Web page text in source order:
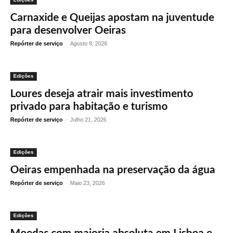
Carnaxide e Queijas apostam na juventude
para desenvolver Oeiras
Repórter de serviço - Agosto 8, 2026
Edições
Loures deseja atrair mais investimento
privado para habitação e turismo
Repórter de serviço - Julho 21, 2026
Edições
Oeiras empenhada na preservação da água
Repórter de serviço - Maio 23, 2026
Edições